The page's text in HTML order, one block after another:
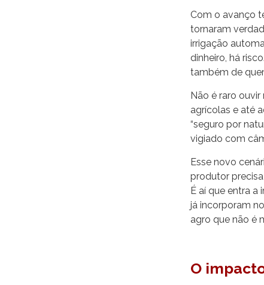
Com o avanço
tornaram
irrigação
dinheiro, há
também de
Não é raro
agrícolas e até
“seguro por
vigiado com
Esse novo
produtor
É aí que entra
já incorporam
agro que não é
O